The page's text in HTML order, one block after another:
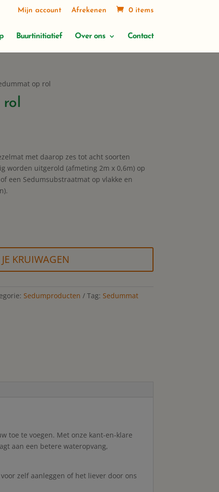
Mijn account Afrekenen 0 items
Buurtinitiatief Over ons Contact
op rol
rol
met daarop zes tot acht soorten
worden uitgerold (afmeting 2m x 0,6m) op
een Sedumsubstraatmat op vlakke en
KRUIWAGEN
Sedumproducten Tag: Sedummat
toe te voegen. Met onze kant-en-klare
aan een betere wateropvang,
zelf aanleggen of het liever door ons